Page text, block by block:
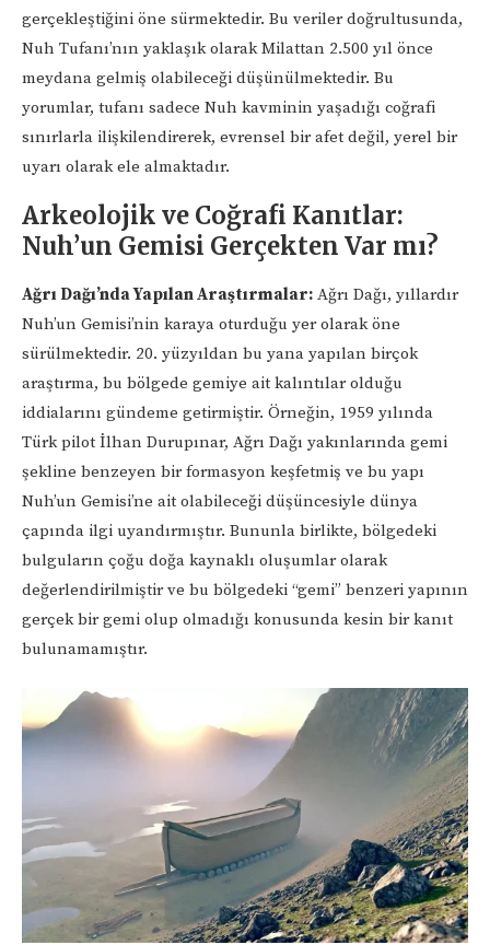
gerçekleştiğini öne sürmektedir. Bu veriler doğrultusunda,
Nuh Tufanı’nın yaklaşık olarak Milattan 2.500 yıl önce
meydana gelmiş olabileceği düşünülmektedir. Bu
yorumlar, tufanı sadece Nuh kavminin yaşadığı coğrafi
sınırlarla ilişkilendirerek, evrensel bir afet değil, yerel bir
uyarı olarak ele almaktadır.
Arkeolojik ve Coğrafi Kanıtlar:
Nuh’un Gemisi Gerçekten Var mı?
Ağrı Dağı’nda Yapılan Araştırmalar: Ağrı Dağı, yıllardır
Nuh’un Gemisi’nin karaya oturduğu yer olarak öne
sürülmektedir. 20. yüzyıldan bu yana yapılan birçok
araştırma, bu bölgede gemiye ait kalıntılar olduğu
iddialarını gündeme getirmiştir. Örneğin, 1959 yılında
Türk pilot İlhan Durupınar, Ağrı Dağı yakınlarında gemi
şekline benzeyen bir formasyon keşfetmiş ve bu yapı
Nuh’un Gemisi’ne ait olabileceği düşüncesiyle dünya
çapında ilgi uyandırmıştır. Bununla birlikte, bölgedeki
bulguların çoğu doğa kaynaklı oluşumlar olarak
değerlendirilmiştir ve bu bölgedeki “gemi” benzeri yapının
gerçek bir gemi olup olmadığı konusunda kesin bir kanıt
bulunamamıştır.